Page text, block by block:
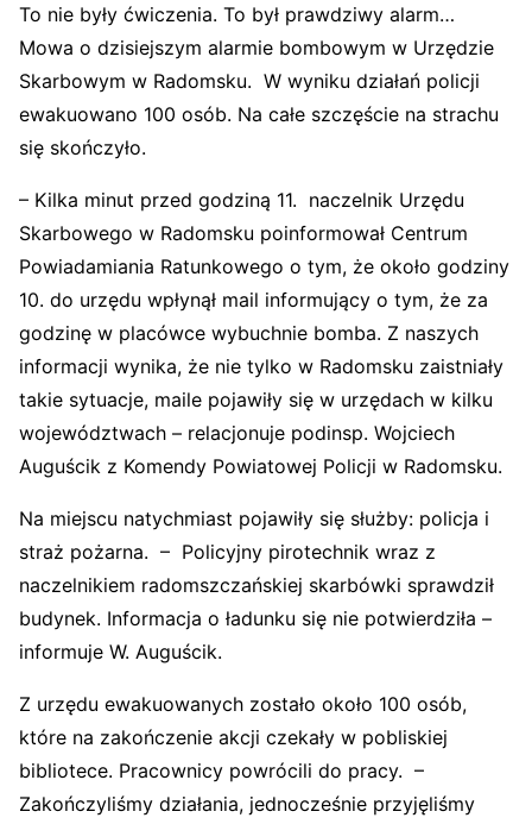
To nie były ćwiczenia. To był prawdziwy alarm…
Mowa o dzisiejszym alarmie bombowym w Urzędzie
Skarbowym w Radomsku. W wyniku działań policji
ewakuowano 100 osób. Na całe szczęście na strachu
się skończyło.
– Kilka minut przed godziną 11. naczelnik Urzędu
Skarbowego w Radomsku poinformował Centrum
Powiadamiania Ratunkowego o tym, że około godziny
10. do urzędu wpłynął mail informujący o tym, że za
godzinę w placówce wybuchnie bomba. Z naszych
informacji wynika, że nie tylko w Radomsku zaistniały
takie sytuacje, maile pojawiły się w urzędach w kilku
województwach – relacjonuje podinsp. Wojciech
Auguścik z Komendy Powiatowej Policji w Radomsku.
Na miejscu natychmiast pojawiły się służby: policja i
straż pożarna. – Policyjny pirotechnik wraz z
naczelnikiem radomszczańskiej skarbówki sprawdził
budynek. Informacja o ładunku się nie potwierdziła –
informuje W. Auguścik.
Z urzędu ewakuowanych zostało około 100 osób,
które na zakończenie akcji czekały w pobliskiej
bibliotece. Pracownicy powrócili do pracy. –
Zakończyliśmy działania, jednocześnie przyjęliśmy